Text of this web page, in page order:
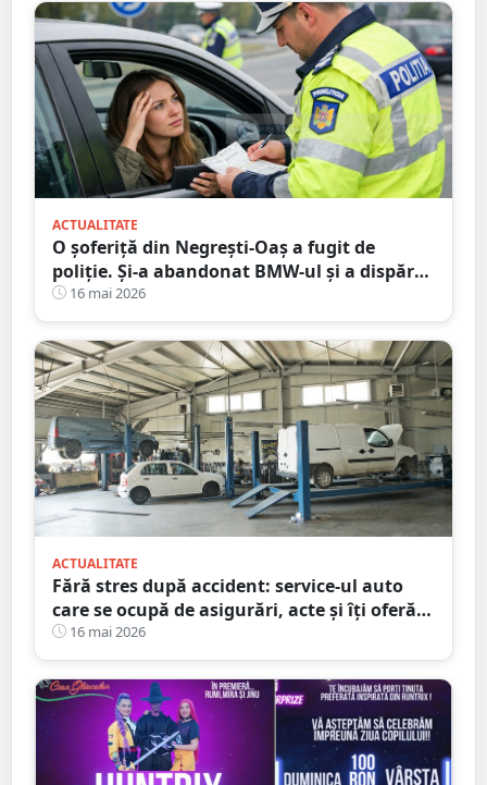
ACTUALITATE
O șoferiță din Negrești-Oaș a fugit de
poliție. Și-a abandonat BMW-ul și a dispărut
printre blocuri
16 mai 2026
ACTUALITATE
Fără stres după accident: service-ul auto
care se ocupă de asigurări, acte și îți oferă
mașină la schimb
16 mai 2026